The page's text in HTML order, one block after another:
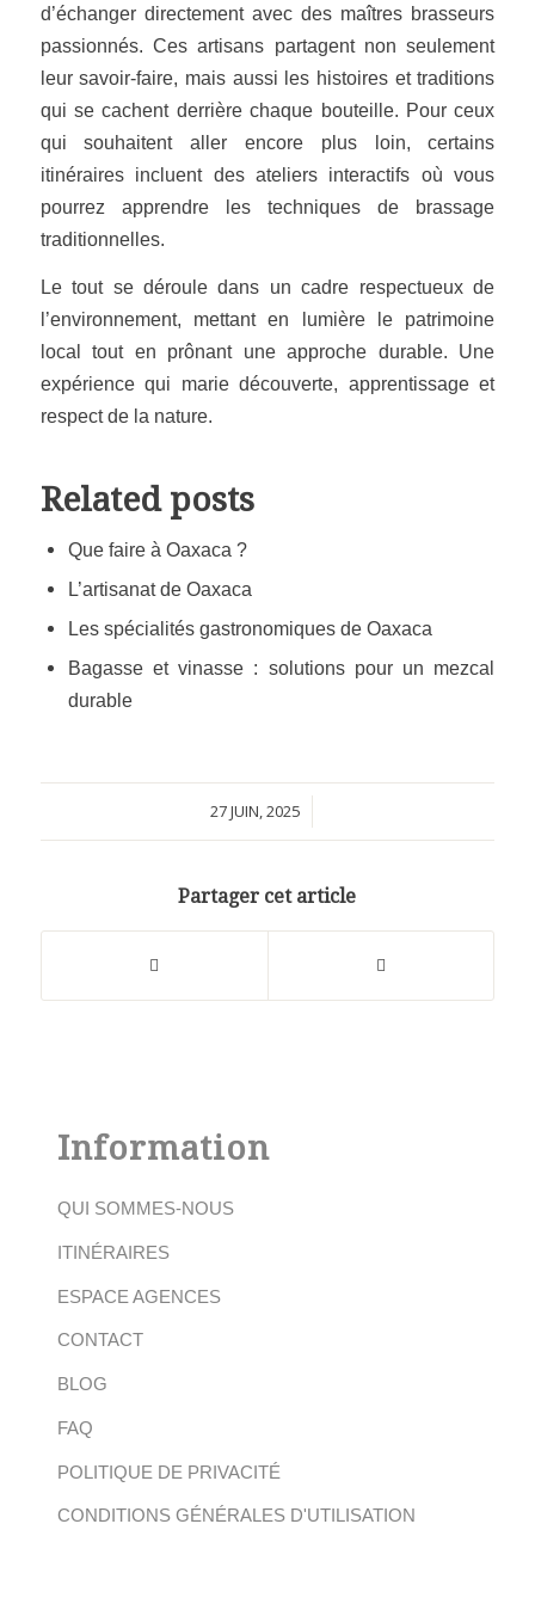
d’échanger directement avec des maîtres brasseurs
passionnés. Ces artisans partagent non seulement
leur savoir-faire, mais aussi les histoires et traditions
qui se cachent derrière chaque bouteille. Pour ceux
qui souhaitent aller encore plus loin, certains
itinéraires incluent des ateliers interactifs où vous
pourrez apprendre les techniques de brassage
traditionnelles.
Le tout se déroule dans un cadre respectueux de
l’environnement, mettant en lumière le patrimoine
local tout en prônant une approche durable. Une
expérience qui marie découverte, apprentissage et
respect de la nature.
Related posts
Que faire à Oaxaca ?
L’artisanat de Oaxaca
Les spécialités gastronomiques de Oaxaca
Bagasse et vinasse : solutions pour un mezcal
durable
27 JUIN, 2025
/
Partager cet article
Information
QUI SOMMES-NOUS
ITINÉRAIRES
ESPACE AGENCES
CONTACT
BLOG
FAQ
POLITIQUE DE PRIVACITÉ
CONDITIONS GÉNÉRALES D'UTILISATION